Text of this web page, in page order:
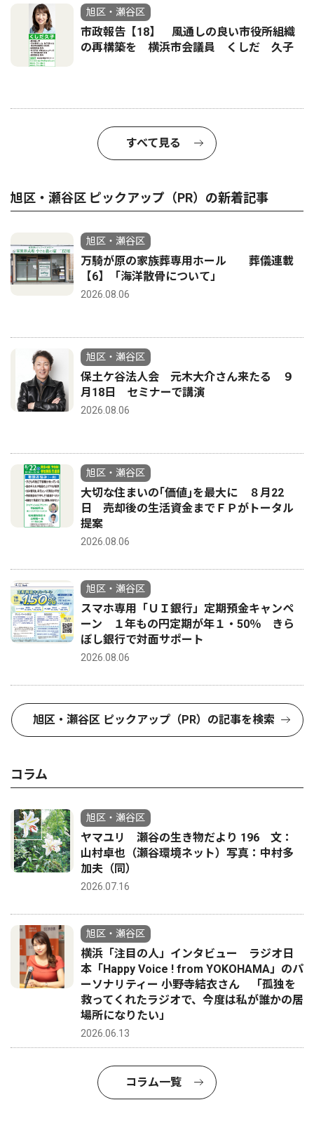
旭区・瀬谷区
市政報告【18】 風通しの良い市役所組織
の再構築を 横浜市会議員 くしだ 久子
すべて見る
旭区・瀬谷区 ピックアップ（PR）の新着記事
旭区・瀬谷区
万騎が原の家族葬専用ホール 葬儀連載
【6】「海洋散骨について」
2026.08.06
旭区・瀬谷区
保土ケ谷法人会 元木大介さん来たる ９
月18日 セミナーで講演
2026.08.06
旭区・瀬谷区
大切な住まいの｢価値｣を最大に ８月22
日 売却後の生活資金までＦＰがトータル
提案
2026.08.06
旭区・瀬谷区
スマホ専用「ＵＩ銀行」定期預金キャンペ
ーン １年もの円定期が年１・50％ きら
ぼし銀行で対面サポート
2026.08.06
旭区・瀬谷区 ピックアップ（PR）の記事を検索
コラム
旭区・瀬谷区
ヤマユリ 瀬谷の生き物だより 196 文：
山村卓也（瀬谷環境ネット）写真：中村多
加夫（同）
2026.07.16
旭区・瀬谷区
横浜「注目の人」インタビュー ラジオ日
本「Happy Voice ! from YOKOHAMA」のパ
ーソナリティー 小野寺結衣さん 「孤独を
救ってくれたラジオで、今度は私が誰かの居
場所になりたい」
2026.06.13
コラム一覧